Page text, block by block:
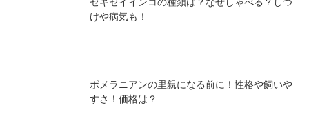
けや病気も！
ポメラニアンの里親になる前に！性格や飼いや
すさ！価格は？